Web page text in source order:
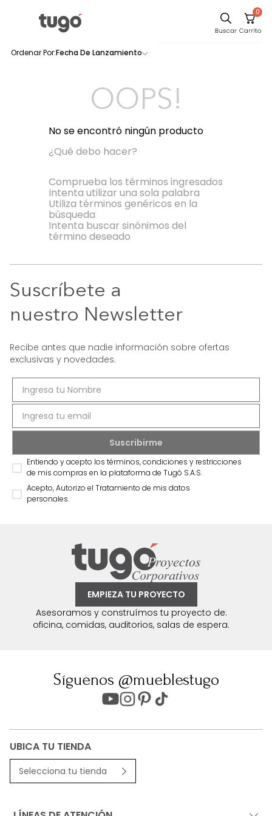
0
Fecha De Lanzamiento
0productos
OOPS!
No se encontró ningún producto
¿Qué debo hacer?
Comprueba los términos ingresados
Intenta utilizar una sola palabra
Utiliza términos genéricos en la
búsqueda
Intenta buscar sinónimos del
término deseado
Suscríbete a
nuestro Newsletter
Recibe antes que nadie información sobre ofertas
exclusivas y novedades.
Entiendo y acepto los términos, condiciones y restricciones
de mis compras en la plataforma de Tugó S.A.S.
Acepto, Autorizo el Tratamiento de mis datos
personales.
EMPIEZA TU PROYECTO
Asesoramos y construímos tu proyecto de:
oficina, comidas, auditorios, salas de espera.
Síguenos @mueblestugo
UBICA TU TIENDA
Selecciona tu tienda
Sofa
Cuadros
Cama
Mesa Centro
Mesa Noche